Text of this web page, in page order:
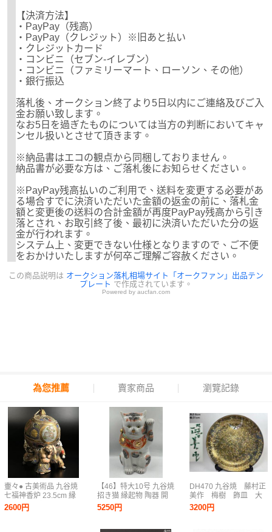
【決済方法】
・PayPay（残高）
・PayPay（クレジット）※旧あと払い
・クレジットカード
・コンビニ（セブン-イレブン）
・コンビニ（ファミリーマート、ローソン、その他）
・銀行振込
落札後、オークション終了より5日以内にご連絡及びご入
金お願い致します。
なお5日を過ぎたものについては当方の判断においてキャ
ンセル扱いとさせて頂きます。
※納品書はエコの観点から同梱しておりません。
納品書が必要な方は、ご落札後にお知らせください。
※PayPay残高払いのご利用で、送料を変更する必要があ
る場合すでに決済いただいた金額の返金の前に、落札金
額と変更後の送料の合計金額が再度PayPay残高から引き
落とされ、お取引終了後、最初に決済いただいた分の返
金が行われます。
システム上、変更できない仕様となりますので、ご不便
をおかけいたしますが何卒ご理解ご容赦ください。
この商品説明は オークション落札相場サイト「オークファン」出品テン
プレート で作成されています。
Powered by aucfan.com
為您推薦 賣家商品 瀏覽記錄
壷々● 古美術品 九谷焼
七福神香炉 23.5cm 縁
起物 箱付 唐物 骨董
[H129]し
2600円
【46】特大10号 九谷焼
招き猫 縁起物 陶器 開
運 招福 置物 九谷八幡
窯 色絵 金彩 左手上げ
5250円
DH470 九谷焼 藤村正
美作 梅樹 飾皿 大
皿 金彩 絵皿 共
箱 幅31cm
3200円